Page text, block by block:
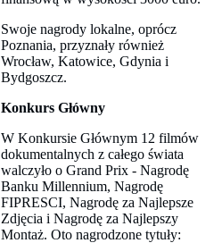
Swoje nagrody lokalne, oprócz
Poznania, przyznały również
Wrocław, Katowice, Gdynia i
Bydgoszcz.
Konkurs Główny
W Konkursie Głównym 12 filmów
dokumentalnych z całego świata
walczyło o Grand Prix - Nagrodę
Banku Millennium, Nagrodę
FIPRESCI, Nagrodę za Najlepsze
Zdjęcia i Nagrodę za Najlepszy
Montaż. Oto nagrodzone tytuły: